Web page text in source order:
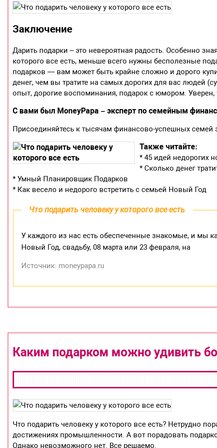
Заключение
Дарить подарки – это невероятная радость. Особенно
которого все есть, меньше всего нужны бесполезные
подарков — вам может быть крайне сложно и дорого
денег, чем вы тратите на самых дорогих для вас людей
опыт, дорогие воспоминания, подарок с юмором.
С вами был MoneyPapa – эксперт по семейным
Присоединяйтесь к тысячам финансово-успешных семей
Также читайте:
* 45 идей недорогих
* Сколько денег
* Умный Планировщик Подарков
* Как весело и недорого встретить с семьей Новый Год
Что подарить человеку у которого все есть
У каждого из нас есть обеспеченные знакомые, и мы
Новый Год, свадьбу, 08 марта или 23 февраля, на
Источник: moneypapa.ru
Каким подарком можно удивить
Что подарить человеку у которого все есть? Нетрудно
достижениях промышленности. А вот порадовать
Однако невозможного нет. Все решаемо.